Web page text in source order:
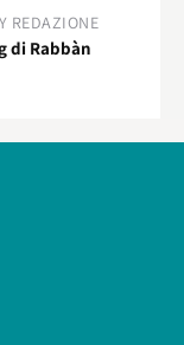
REDAZIONE
di Rabbàn